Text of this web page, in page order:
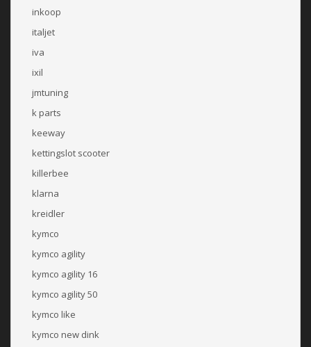
inkoop
italjet
iva
ixil
jmtuning
k parts
keeway
kettingslot scooter
killerbee
klarna
kreidler
kymco
kymco agility
kymco agility 16
kymco agility 50
kymco like
kymco new dink